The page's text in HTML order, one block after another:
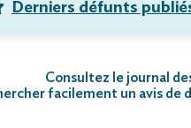
Derniers défunts
Consultez le journal
facilement un avis